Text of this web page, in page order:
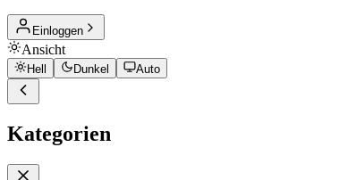
Einloggen
Ansicht
Hell Dunkel Auto
Kategorien